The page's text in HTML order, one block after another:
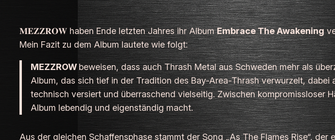
𝐌𝐄𝐙𝐙𝐑𝐎𝐖 haben Ende letzten Jahres ihr AlbumEmbrace The Awakening
Mein Fazit zu dem Album lautete wie folgt:
MEZZROW beweisen, dass auch Thrash Metal aus Schweden mehr als
Album, das sich tief in der Tradition des Bay-Area-Thrash verwurzelt,
technisch versiert und überraschend vielseitig. Zwischen kompromissloser
Album lebendig und eigenständig macht.
Aus der gleichen Schaffensphase stammt der Song „As The Flames Rise“,